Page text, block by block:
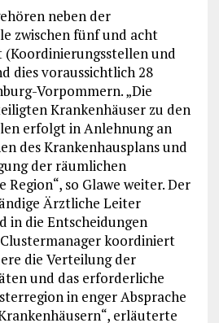
neben der
zwischen fünf und acht
(Koordinierungsstellen und
dies voraussichtlich 28
Vorpommern. „Die
Krankenhäuser zu den
erfolgt in Anlehnung an
des Krankenhausplans und
der räumlichen
Region“, so Glawe weiter. Der
Ärztliche Leiter
in die Entscheidungen
koordiniert
die Verteilung der
und das erforderliche
in enger Absprache
erläuterte